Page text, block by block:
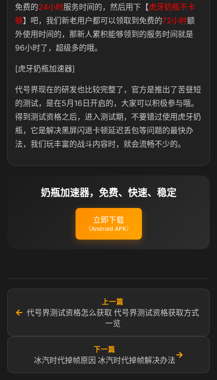
免费的24小时服务时间的，然后用下【虎牙奶瓶不卡
顿】吧，我们新老用户都可以领取到免费的72小时额
外使用时间的，那新人累积能够领到的服务时间就是
96小时了，超级多的哦。
[虎牙奶瓶加速器]
代号界现在的研发也比较完整了，官方是推出了苦昼短
的测试，是在5月16日开启的，大家可以积极参与哦。
得到测试资格之后，进入测试期，不要错过使用虎牙奶
瓶，它是解决黑屏闪退卡顿延迟丢包等问题的最快办
法，我们玩丰富的战斗内容时，就会流畅不少的。
奶瓶加速器，免费、快速、稳定
立即下载
（Android APK）
←
上一篇
代号界测试资格怎么获取 代号界测试资格获取方式
一览
下一篇
冰汽时代掉帧原因 冰汽时代掉帧解决办法
→